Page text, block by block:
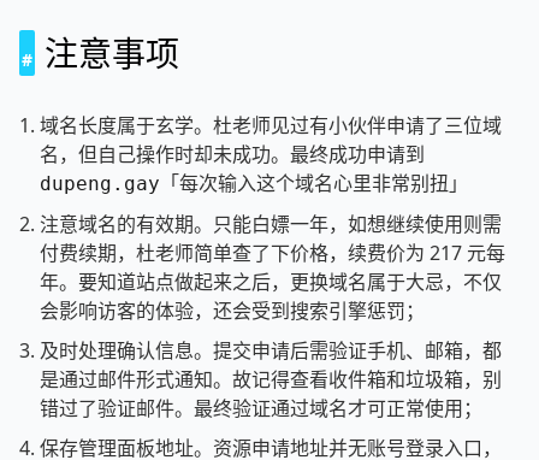
注意事项
域名长度属于玄学。杜老师见过有小伙伴申请了三位域
名，但自己操作时却未成功。最终成功申请到
dupeng.gay 「每次输入这个域名心里非常别扭」
注意域名的有效期。只能白嫖一年，如想继续使用则需
付费续期，杜老师简单查了下价格，续费价为 217 元每
年。要知道站点做起来之后，更换域名属于大忌，不仅
会影响访客的体验，还会受到搜索引擎惩罚；
及时处理确认信息。提交申请后需验证手机、邮箱，都
是通过邮件形式通知。故记得查看收件箱和垃圾箱，别
错过了验证邮件。最终验证通过域名才可正常使用；
保存管理面板地址。资源申请地址并无账号登录入口，